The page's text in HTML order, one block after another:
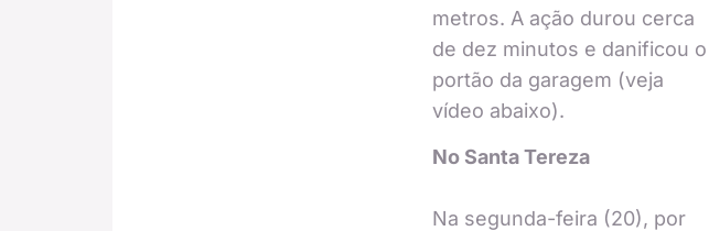
metros. A ação durou cerca
de dez minutos e danificou o
portão da garagem (veja
vídeo abaixo).
No Santa Tereza
Na segunda-feira (20), por